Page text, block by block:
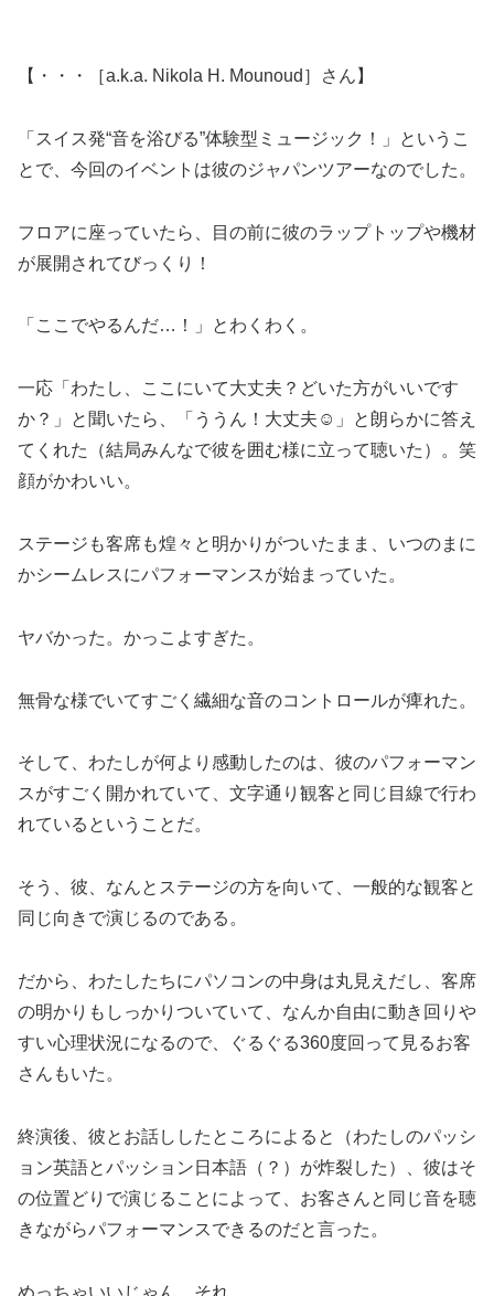
【・・・［a.k.a. Nikola H. Mounoud］さん】
「スイス発“音を浴びる”体験型ミュージック！」というこ
とで、今回のイベントは彼のジャパンツアーなのでした。
フロアに座っていたら、目の前に彼のラップトップや機材
が展開されてびっくり！
「ここでやるんだ…！」とわくわく。
一応「わたし、ここにいて大丈夫？どいた方がいいです
か？」と聞いたら、「ううん！大丈夫☺️」と朗らかに答え
てくれた（結局みんなで彼を囲む様に立って聴いた）。笑
顔がかわいい。
ステージも客席も煌々と明かりがついたまま、いつのまに
かシームレスにパフォーマンスが始まっていた。
ヤバかった。かっこよすぎた。
無骨な様でいてすごく繊細な音のコントロールが痺れた。
そして、わたしが何より感動したのは、彼のパフォーマン
スがすごく開かれていて、文字通り観客と同じ目線で行わ
れているということだ。
そう、彼、なんとステージの方を向いて、一般的な観客と
同じ向きで演じるのである。
だから、わたしたちにパソコンの中身は丸見えだし、客席
の明かりもしっかりついていて、なんか自由に動き回りや
すい心理状況になるので、ぐるぐる360度回って見るお客
さんもいた。
終演後、彼とお話ししたところによると（わたしのパッシ
ョン英語とパッション日本語（？）が炸裂した）、彼はそ
の位置どりで演じることによって、お客さんと同じ音を聴
きながらパフォーマンスできるのだと言った。
めっちゃいいじゃん、それ。